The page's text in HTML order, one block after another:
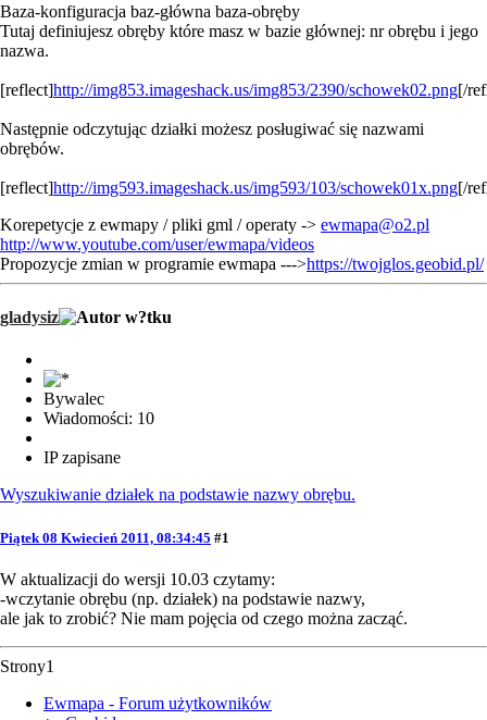
Baza-konfiguracja baz-główna baza-obręby
Tutaj definiujesz obręby które masz w bazie głównej: nr obrębu i jego
nazwa.
[reflect]http://img853.imageshack.us/img853/2390/schowek02.png[/
Następnie odczytując działki możesz posługiwać się nazwami
obrębów.
[reflect]http://img593.imageshack.us/img593/103/schowek01x.png[/
Korepetycje z ewmapy / pliki gml / operaty -> ewmapa@o2.pl
http://www.youtube.com/user/ewmapa/videos
Propozycje zmian w programie ewmapa --->https://twojglos.geobid.pl/
gladysiz
Bywalec
Wiadomości: 10
IP zapisane
Wyszukiwanie działek na podstawie nazwy obrębu.
Piątek 08 Kwiecień 2011, 08:34:45 #1
W aktualizacji do wersji 10.03 czytamy:
-wczytanie obrębu (np. działek) na podstawie nazwy,
ale jak to zrobić? Nie mam pojęcia od czego można zacząć.
Strony1
Ewmapa - Forum użytkowników